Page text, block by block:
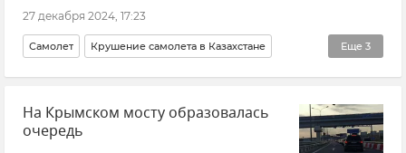
27 декабря 2024, 17:23
Еще 3
Самолет Крушение самолета в Казахстане
Казахстан Азербайджан Новости
На Крымском мосту образовалась
очередь